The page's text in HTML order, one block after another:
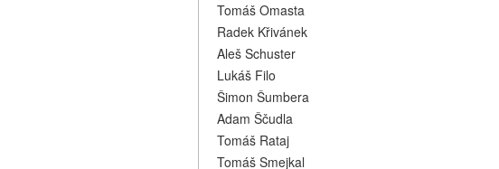
Tomáš Omasta
Radek Křivánek
Aleš Schuster
Lukáš Filo
Šimon Šumbera
Adam Ščudla
Tomáš Rataj
Tomáš Smejkal